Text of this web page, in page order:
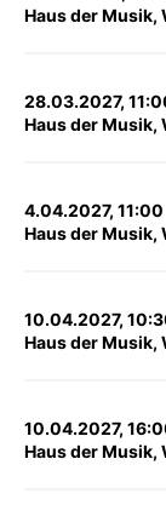
Haus der Musik,
28.03.2027,
Haus der Musik,
4.04.2027, 11:00
Haus der Musik,
10.04.2027,
Haus der Musik,
10.04.2027,
Haus der Musik,